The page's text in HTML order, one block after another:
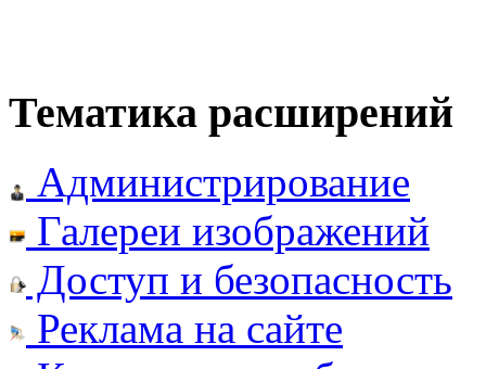
Тематика расширений
Администрирование
Галереи изображений
Доступ и безопасность
Реклама на сайте